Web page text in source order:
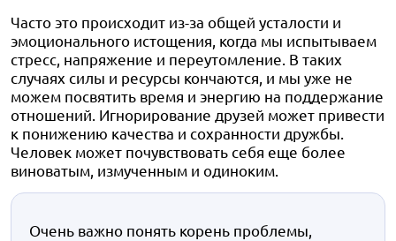
Часто это происходит из-за общей усталости и
эмоционального истощения, когда мы испытываем
стресс, напряжение и переутомление. В таких
случаях силы и ресурсы кончаются, и мы уже не
можем посвятить время и энергию на поддержание
отношений. Игнорирование друзей может привести
к понижению качества и сохранности дружбы.
Человек может почувствовать себя еще более
виноватым, измученным и одиноким.
Очень важно понять корень проблемы,